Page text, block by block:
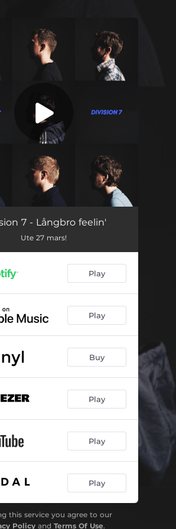
all set!
feelin' 02:48
04:42
04:22
Himlen i handen (feat. Thomas Stenström) 04:03
04:03
03:12
7 - Långbro feelin'
Ute 27 mars!
Play
Play
Buy
Play
Play
Play
this service you agree to our
Policyand Terms Of Use.